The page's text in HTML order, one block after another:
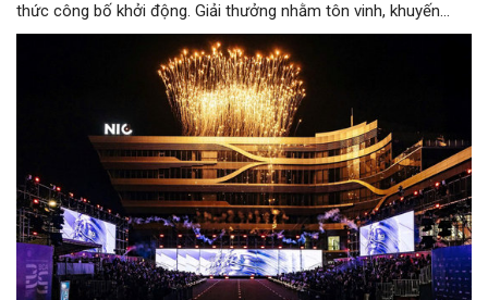
thức công bố khởi động. Giải thưởng nhằm tôn vinh, khuyến
khích, cổ vũ những giá trị đổi mới, sáng tạo, áp dụng trong đời
sống thực, phục vụ người tiêu dùng.